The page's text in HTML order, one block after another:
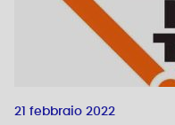
21 febbraio 2022